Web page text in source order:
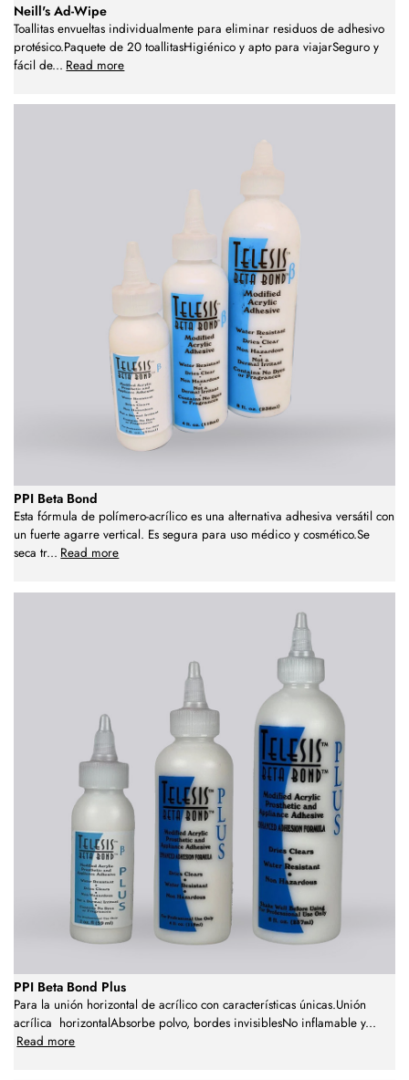
Neill's Ad-Wipe
Toallitas envueltas individualmente para eliminar residuos de adhesivo
protésico.Paquete de 20 toallitasHigiénico y apto para viajarSeguro y
fácil de... Read more
PPI Beta Bond
Esta fórmula de polímero-acrílico es una alternativa adhesiva versátil con
un fuerte agarre vertical. Es segura para uso médico y cosmético.Se
seca tr... Read more
PPI Beta Bond Plus
Para la unión horizontal de acrílico con características únicas.Unión
acrílica horizontalAbsorbe polvo, bordes invisiblesNo inflamable y...
Read more